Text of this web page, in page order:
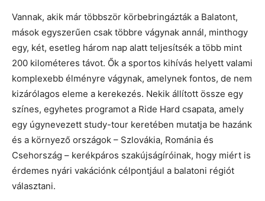
Vannak, akik már többször körbebringázták a Balatont,
mások egyszerűen csak többre vágynak annál, minthogy
egy, két, esetleg három nap alatt teljesítsék a több mint
200 kilométeres távot. Ők a sportos kihívás helyett valami
komplexebb élményre vágynak, amelynek fontos, de nem
kizárólagos eleme a kerekezés. Nekik állított össze egy
színes, egyhetes programot a Ride Hard csapata, amely
egy úgynevezett study-tour keretében mutatja be hazánk
és a környező országok – Szlovákia, Románia és
Csehország – kerékpáros szakújságíróinak, hogy miért is
érdemes nyári vakációnk célpontjául a balatoni régiót
választani.